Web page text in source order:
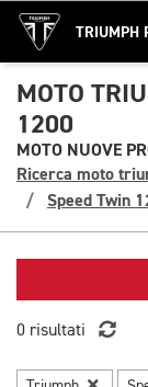
TRIUMPH
MOTO
1200
MOTO NUOVE
Ricerca moto
Speed Twin
0 risultati